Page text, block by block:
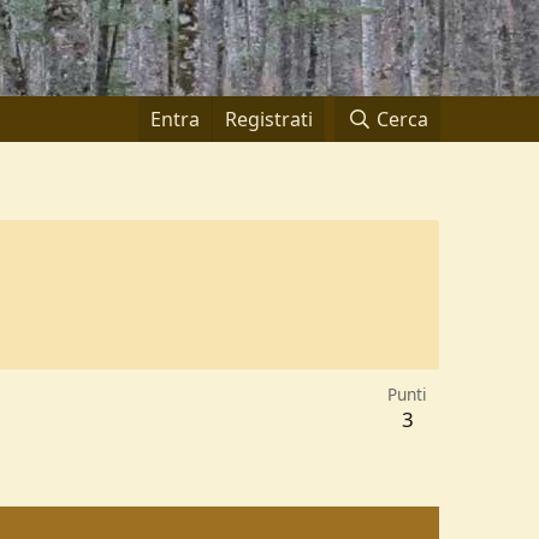
Entra Registrati Cerca
Punti
3